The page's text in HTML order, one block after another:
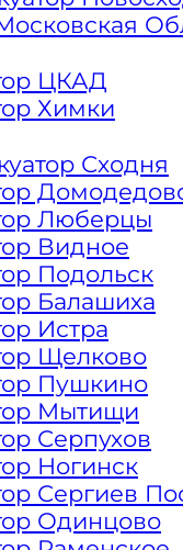
01
ЦКАД
Химки
Сходня
Люберцы
Видное
Подольск
Балашиха
Истра
Щелково
Пушкино
Мытищи
Серпухов
Ногинск
Сергиев
Одинцово